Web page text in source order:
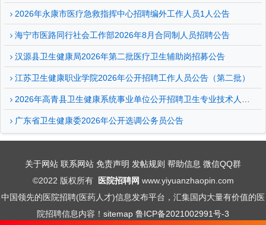
2026年永康市医疗急救指挥中心招聘编外工作人员1人公告
海宁市医路同行社会工作部2026年8月合同制人员招聘公告
汉源县卫生健康局2026年第二批医疗卫生辅助岗招募公告
江苏卫生健康职业学院2026年公开招聘工作人员公告（第二批）
2026年高青县卫生健康系统事业单位公开招聘卫生专业技术人员及紧缺专业...
广东省卫生健康委2026年公开选调公务员公告
关于网站 联系网站 免责声明 发帖规则 帮助信息 微信QQ群
©2022 版权所有
医院招聘网 www.yiyuanzhaopin.com
中国领先的医院招聘(医药人才)信息发布平台，汇集国内大量有价值的医
院招聘信息内容！ sitemap 鲁ICP备2021002991号-3